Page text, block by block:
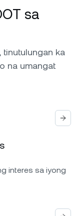
sa
tinutulungan ka
na umangat
interes sa iyong